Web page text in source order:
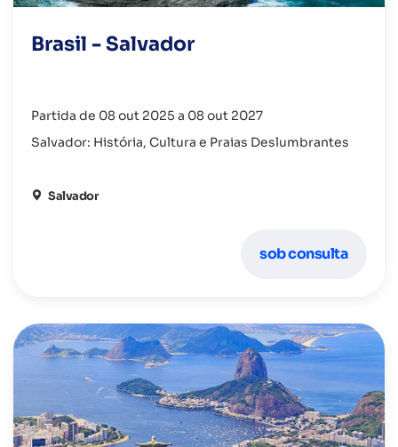
Brasil - Salvador
Partida de 08 out 2025 a 08 out 2027
Salvador: História, Cultura e Praias Deslumbrantes
Salvador
sob consulta